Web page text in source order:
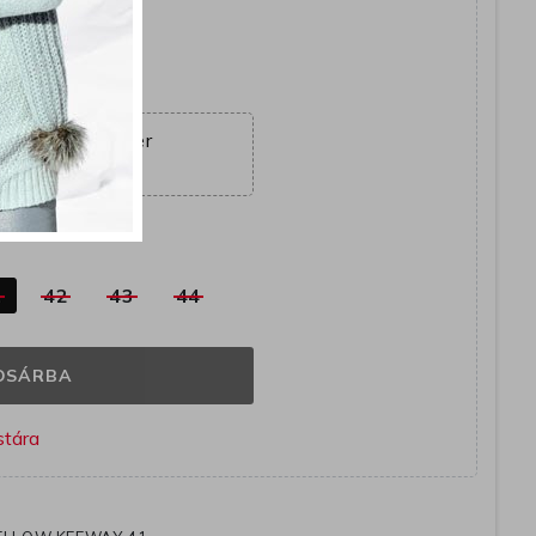
ajánlat véget ér
04:08:22
42 43 44